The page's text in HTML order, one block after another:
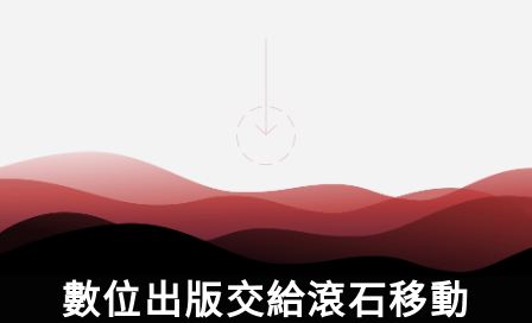
數位出版交給滾石移動